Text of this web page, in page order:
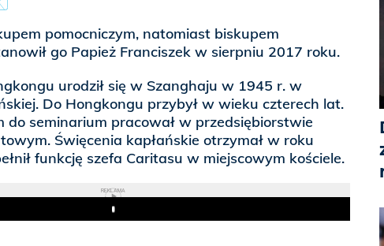
pomocniczym, natomiast biskupem
go Papież Franciszek w sierpniu 2017 roku.
urodził się w Szanghaju w 1945 r. w
Do Hongkongu przybył w wieku czterech lat.
do seminarium pracował w przedsiębiorstwie
Święcenia kapłańskie otrzymał w roku
funkcję szefa Caritasu w miejscowym kościele.
REKLAMA
Play